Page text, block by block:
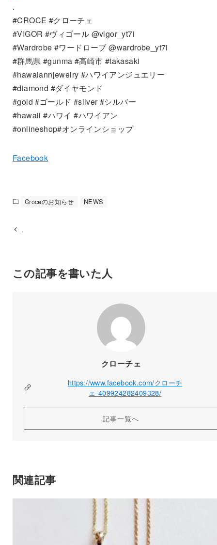
.
#CROCE #クローチェ
#VIGOR #ヴィゴール @vigor_yt7i
#Wardrobe #ワードローブ @wardrobe_yt7i
#群馬県 #gunma #高崎市 #takasaki
#hawaiannjewelry #ハワイアンジュエリー
#diamond #ダイヤモンド
#gold #ゴールド #silver #シルバー
#hawaii #ハワイ #ハワイアン
#onlineshop#オンラインショップ
Facebook
Croceのお知らせ NEWS
.
この記事を書いた人
クローチェ
https://www.facebook.com/クローチ
ェ-409924282409328/
記事一覧へ
関連記事